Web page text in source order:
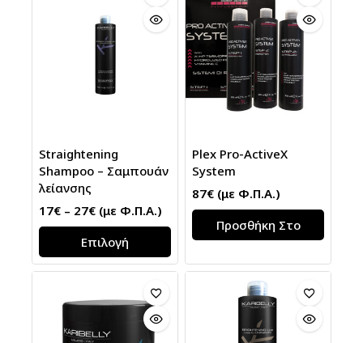
Straightening
Shampoo – Σαμπουάν
λείανσης
17€ – 27€ (με Φ.Π.Α.)
Επιλογή
Plex Pro-ΑctiveX
System
87€ (με Φ.Π.Α.)
Προσθήκη Στο